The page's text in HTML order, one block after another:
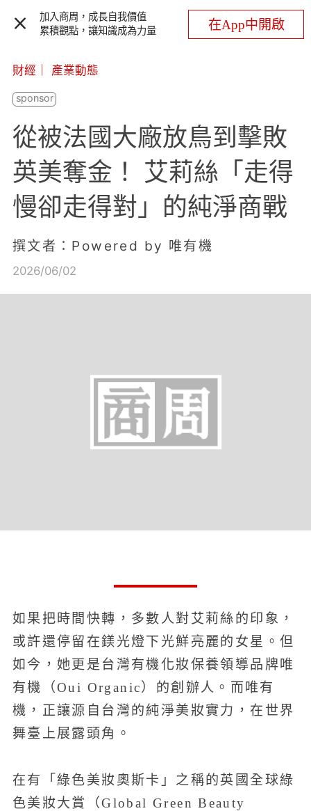
加入商周，成長自我價值
累積觀點，讓知識成為力量
在App中開啟
財經 產業動態
從被法國大廠放鳥到擊敗
英美奪金！ 艾莉絲「走得
慢卻走得對」的純淨商戰
撰文者：Powered by 唯有機
2026/06/02
如果把時間快轉，多數人對艾莉絲的印象，
或許還停留在鎂光燈下光鮮亮麗的女星。但
如今，她更是台灣有機化妝保養領導品牌唯
有機（Oui Organic）的創辦人。而唯有
機，正讓源自台灣的純淨美妝實力，在世界
舞臺上展露頭角。
在有「綠色美妝奧斯卡」之稱的英國全球綠
色美妝大賞（Global Green Beauty